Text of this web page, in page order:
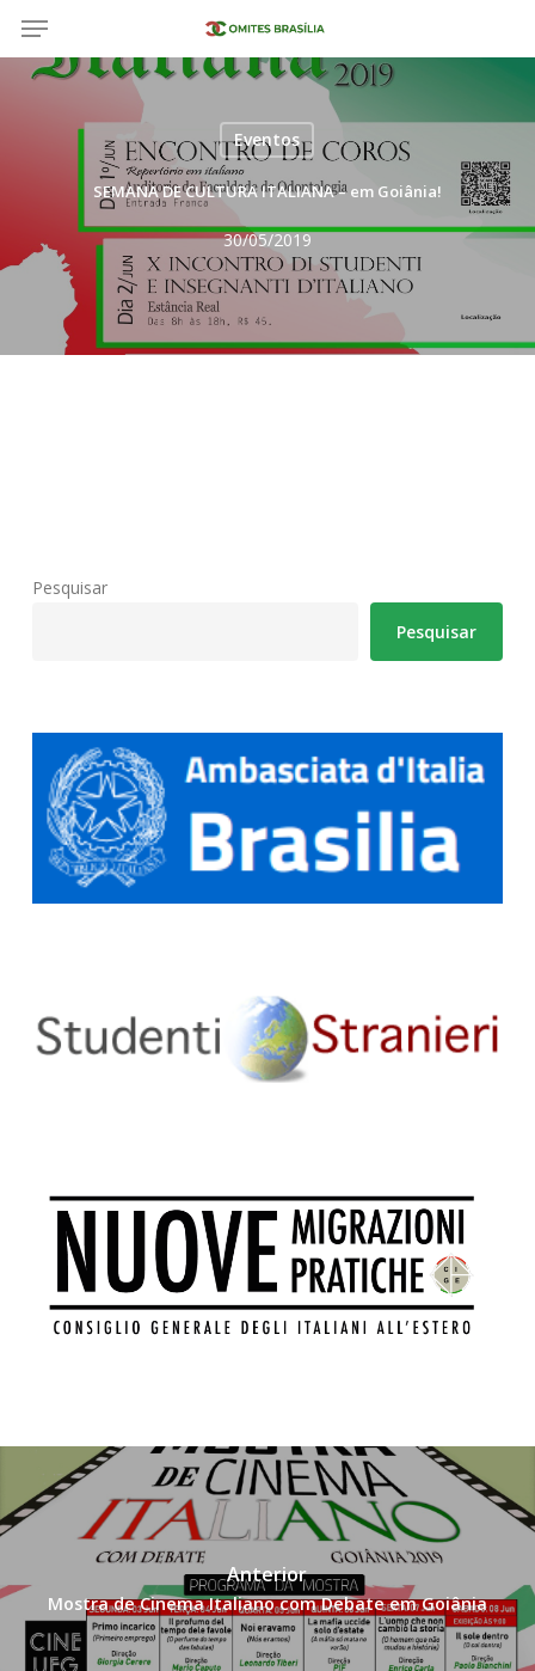
contenuto
Menu
Eventos
SEMANA DE CULTURA ITALIANA – em Goiânia!
30/05/2019
Pesquisar
Pesquisar
Anterior
Mostra de Cinema Italiano com Debate em Goiânia